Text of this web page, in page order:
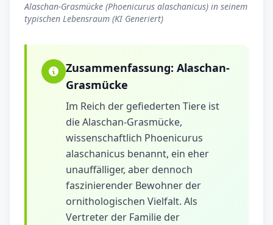
Alaschan-Grasmücke (Phoenicurus alaschanicus) in seinem
typischen Lebensraum (KI Generiert)
Zusammenfassung: Alaschan-
Grasmücke
Im Reich der gefiederten Tiere ist
die Alaschan-Grasmücke,
wissenschaftlich Phoenicurus
alaschanicus benannt, ein eher
unauffälliger, aber dennoch
faszinierender Bewohner der
ornithologischen Vielfalt. Als
Vertreter der Familie der